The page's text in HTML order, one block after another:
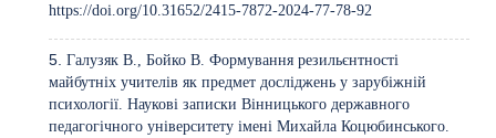
https://doi.org/10.31652/2415-7872-2024-77-78-92
Галузяк В., Бойко В. Формування резильєнтності
майбутніх учителів як предмет досліджень у зарубіжній
психології. Наукові записки Вінницького державного
педагогічного університету імені Михайла Коцюбинського.